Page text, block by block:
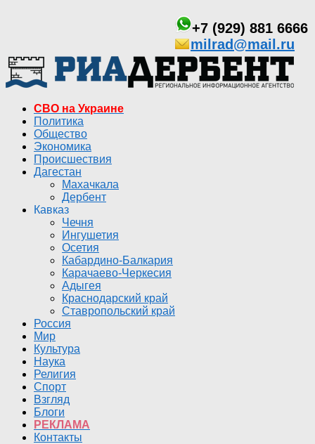
+7 (929) 881 6666
milrad@mail.ru
СВО на Украине
Политика
Общество
Экономика
Происшествия
Дагестан
Махачкала
Дербент
Кавказ
Чечня
Ингушетия
Осетия
Кабардино-Балкария
Карачаево-Черкесия
Адыгея
Краснодарский край
Ставропольский край
Россия
Мир
Культура
Наука
Религия
Спорт
Взгляд
Блоги
РЕКЛАМА
Контакты